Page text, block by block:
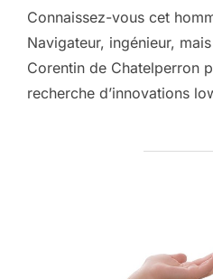
Connaissez-vous cet
Navigateur, ingénieur,
Corentin de Chatelperron
recherche d’innovations